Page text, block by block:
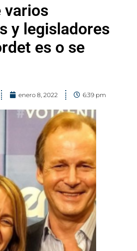
varios
y legisladores
es o se
enero 8, 2022 6:39 pm